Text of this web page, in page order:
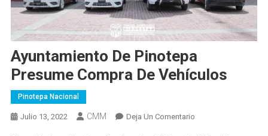
Ayuntamiento De Pinotepa
Presume Compra De Vehículos
Pinotepa Nacional
Julio 13, 2022 CMM Deja Un ComentarioEn